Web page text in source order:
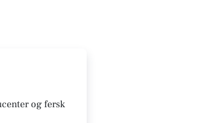
og fersk